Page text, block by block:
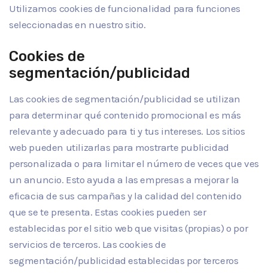
Utilizamos cookies de funcionalidad para funciones
seleccionadas en nuestro sitio.
Cookies de
segmentación/publicidad
Las cookies de segmentación/publicidad se utilizan
para determinar qué contenido promocional es más
relevante y adecuado para ti y tus intereses. Los sitios
web pueden utilizarlas para mostrarte publicidad
personalizada o para limitar el número de veces que ves
un anuncio. Esto ayuda a las empresas a mejorar la
eficacia de sus campañas y la calidad del contenido
que se te presenta. Estas cookies pueden ser
establecidas por el sitio web que visitas (propias) o por
servicios de terceros. Las cookies de
segmentación/publicidad establecidas por terceros